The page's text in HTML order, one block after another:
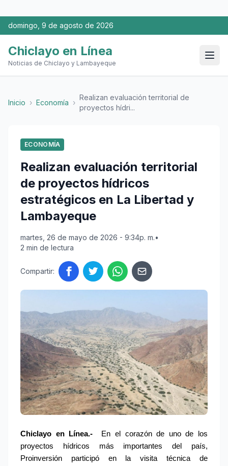
domingo, 9 de agosto de 2026
Chiclayo en Línea
Noticias de Chiclayo y Lambayeque
Inicio › Economía ›
Realizan evaluación territorial de
proyectos hídri...
ECONOMÍA
Realizan evaluación territorial
de proyectos hídricos
estratégicos en La Libertad y
Lambayeque
martes, 26 de mayo de 2026 - 9:34p. m.•
2 min de lectura
Compartir:
Chiclayo en Línea.-
En el corazón de uno de los
proyectos hídricos más importantes del país,
Proinversión participó en la visita técnica de